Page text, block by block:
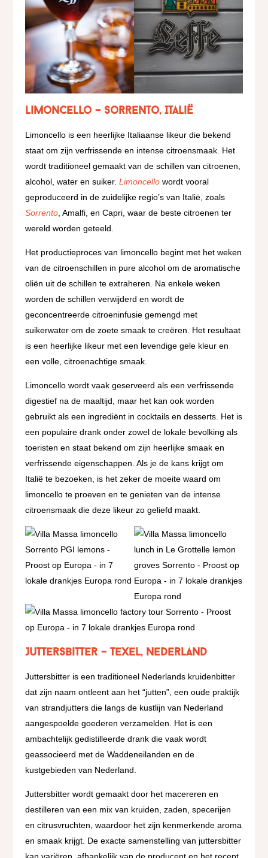
Limoncello – Sorrento, Italië
Limoncello is een heerlijke Italiaanse likeur die bekend
staat om zijn verfrissende en intense citroensmaak. Het
wordt traditioneel gemaakt van de schillen van citroenen,
alcohol, water en suiker.Limoncello wordt vooral
geproduceerd in de zuidelijke regio’s van Italië, zoals
Sorrento, Amalfi, en Capri, waar de beste citroenen ter
wereld worden geteeld.
Het productieproces van limoncello begint met het weken
van de citroenschillen in pure alcohol om de aromatische
oliën uit de schillen te extraheren. Na enkele weken
worden de schillen verwijderd en wordt de
geconcentreerde citroeninfusie gemengd met
suikerwater om de zoete smaak te creëren. Het resultaat
is een heerlijke likeur met een levendige gele kleur en
een volle, citroenachtige smaak.
Limoncello wordt vaak geserveerd als een verfrissende
digestief na de maaltijd, maar het kan ook worden
gebruikt als een ingrediënt in cocktails en desserts. Het is
een populaire drank onder zowel de lokale bevolking als
toeristen en staat bekend om zijn heerlijke smaak en
verfrissende eigenschappen. Als je de kans krijgt om
Italië te bezoeken, is het zeker de moeite waard om
limoncello te proeven en te genieten van de intense
citroensmaak die deze likeur zo geliefd maakt.
Juttersbitter – Texel, Nederland
Juttersbitter is een traditioneel Nederlands kruidenbitter
dat zijn naam ontleent aan het “jutten”, een oude praktijk
van strandjutters die langs de kustlijn van Nederland
aangespoelde goederen verzamelden. Het is een
ambachtelijk gedistilleerde drank die vaak wordt
geassocieerd met de Waddeneilanden en de
kustgebieden van Nederland.
Juttersbitter wordt gemaakt door het macereren en
destilleren van een mix van kruiden, zaden, specerijen
en citrusvruchten, waardoor het zijn kenmerkende aroma
en smaak krijgt. De exacte samenstelling van juttersbitter